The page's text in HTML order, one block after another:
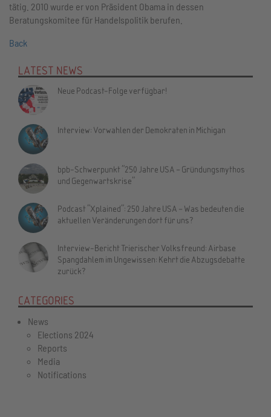
tätig. 2010 wurde er von Präsident Obama in dessen
Beratungskomitee für Handelspolitik berufen.
Back
LATEST NEWS
Neue Podcast-Folge verfügbar!
Interview: Vorwahlen der Demokraten in Michigan
bpb-Schwerpunkt "250 Jahre USA – Gründungsmythos
und Gegenwartskrise"
Podcast "Xplained": 250 Jahre USA – Was bedeuten die
aktuellen Veränderungen dort für uns?
Interview-Bericht Trierischer Volksfreund: Airbase
Spangdahlem im Ungewissen: Kehrt die Abzugsdebatte
zurück?
CATEGORIES
News
Elections 2024
Reports
Media
Notifications